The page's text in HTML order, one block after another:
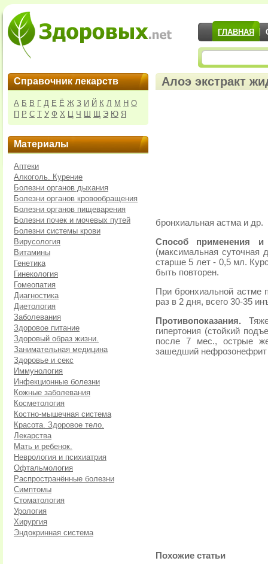
ГЛАВНАЯ
Справочник лекарств
А Б В Г Д Е Ё Ж З И Й К Л М Н О
П Р С Т У Ф Х Ц Ч Ш Щ Э Ю Я
Материалы
Аптеки
Алкоголь. Курение
Болезни органов дыхания
Болезни органов кровообращения
Болезни органов пищеварения
Болезни почек и мочевых путей
Болезни системы крови
Вирусология
Витамины
Генетика
Гинекология
Гомеопатия
Диагностика
Диетология
Заболевания
Здоровое питание
Здоровый образ жизни.
Занимательная медицина
Здоровье и секс
Иммунология
Инфекционные болезни
Кожные заболевания
Косметология
Костно-мышечная система
Красота. Здоровое тело.
Лекарства
Мать и ребенок.
Неврология и психиатрия
Офтальмология
Распространённые болезни
Симптомы
Стоматология
Урология
Хирургия
Эндокринная система
Алоэ экстракт
бронхиальная астма и др.
Способ применения
(максимальная
старше 5 лет - 0,5 мл.
быть повторен.
При бронхиальной астме
раз в 2 дня, всего 30-35
Противопоказания.
гипертония (стойкий
после 7 мес., острые
зашедший нефрозонефрит
Похожие статьи